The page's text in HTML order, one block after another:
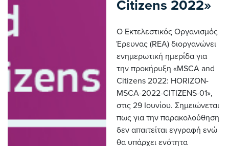
Citizens 2022»
Ο Εκτελεστικός Οργανισμός
Έρευνας (REA) διοργανώνει
ενημερωτική ημερίδα για
την προκήρυξη «MSCA and
Citizens 2022: HORIZON-
MSCA-2022-CITIZENS-01»,
στις 29 Ιουνίου. Σημειώνεται
πως για την παρακολούθηση
δεν απαιτείται εγγραφή ενώ
θα υπάρχει ενότητα